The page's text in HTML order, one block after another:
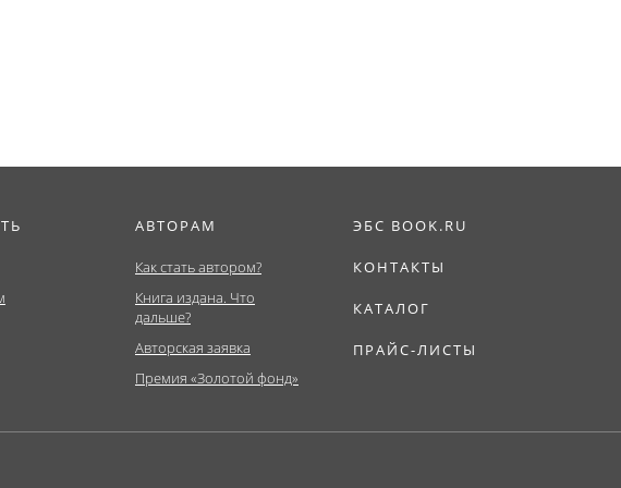
АВТОРАМ
Как стать автором?
Книга издана. Что
дальше?
Авторская заявка
Премия «Золотой фонд»
ЭБС BOOK.RU
КОНТАКТЫ
КАТАЛОГ
ПРАЙС-ЛИСТЫ